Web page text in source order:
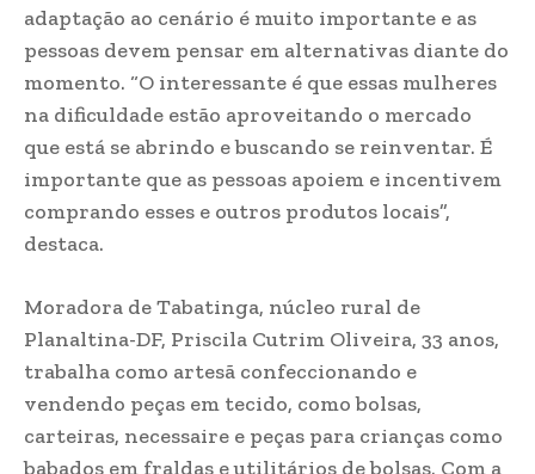
adaptação ao cenário é muito importante e as
pessoas devem pensar em alternativas diante do
momento. “O interessante é que essas mulheres
na dificuldade estão aproveitando o mercado
que está se abrindo e buscando se reinventar. É
importante que as pessoas apoiem e incentivem
comprando esses e outros produtos locais”,
destaca.
Moradora de Tabatinga, núcleo rural de
Planaltina-DF, Priscila Cutrim Oliveira, 33 anos,
trabalha como artesã confeccionando e
vendendo peças em tecido, como bolsas,
carteiras, necessaire e peças para crianças como
babados em fraldas e utilitários de bolsas. Com a